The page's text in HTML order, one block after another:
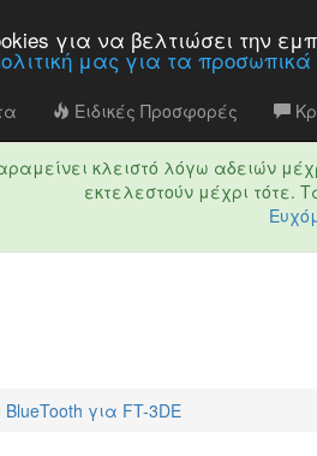
για να βελτιώσει την
μας για τα
Ειδικές Προσφορές
κλειστό λόγω αδειών
εκτελεστούν μέχρι τότε.
για FT-3DE